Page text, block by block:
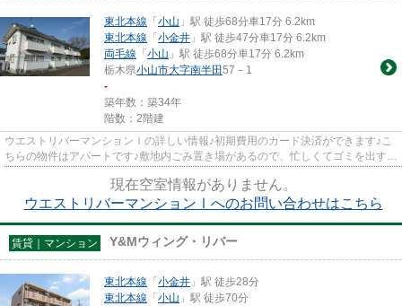
東北本線 「小山 」駅 徒歩68分車17分 6.2km
東北本線 「小金井 」駅 徒歩47分車17分 6.2km
両毛線 「小山 」駅 徒歩68分車17分 6.2km
栃木県小山市大字南半田57－1
-
築年数：築34年
階数：2階建
ウエストリバーマンションⅠの詳しい情報♪初期費用のカード決済ができます♪こ
ちらの物件はアパートです♪敷地内ごみ置き場があるので、忙しくてゴミを出す時
間がないという方も安心です♪...
現在空室情報がありません。
ウエストリバーマンションⅠへのお問い合わせはこちら
賃貸｜マンション Y&Mウィング・リバー
東北本線 「小金井 」駅 徒歩28分
東北本線 「小山 」駅 徒歩70分